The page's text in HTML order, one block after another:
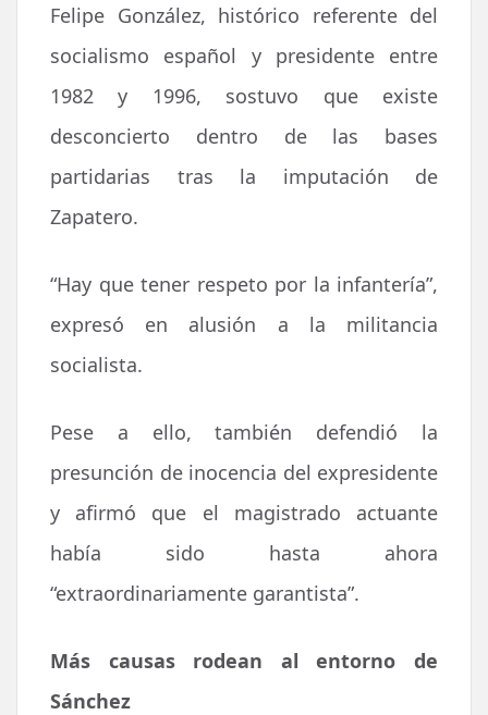
Felipe González, histórico referente del
socialismo español y presidente entre
1982 y 1996, sostuvo que existe
desconcierto dentro de las bases
partidarias tras la imputación de
Zapatero.
“Hay que tener respeto por la infantería”,
expresó en alusión a la militancia
socialista.
Pese a ello, también defendió la
presunción de inocencia del expresidente
y afirmó que el magistrado actuante
había sido hasta ahora
“extraordinariamente garantista”.
Más causas rodean al entorno de
Sánchez